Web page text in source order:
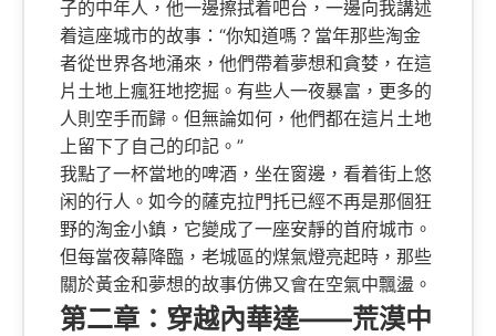
子的中年人，他一邊擦拭着吧台，一邊向我講述
着這座城市的故事：“你知道嗎？當年那些淘金
者從世界各地涌來，他們帶着夢想和貪婪，在這
片土地上瘋狂地挖掘。有些人一夜暴富，更多的
人則空手而歸。但無論如何，他們都在這片土地
上留下了自己的印記。”
我點了一杯當地的啤酒，坐在窗邊，看着街上悠
闲的行人。如今的薩克拉門托已經不再是那個狂
野的淘金小鎮，它變成了一座安靜的首府城市。
但每當夜幕降臨，老城區的煤氣燈亮起時，那些
關於黃金和夢想的故事仿佛又會在空氣中飄盪。
第二章：穿越內華達——荒漠中